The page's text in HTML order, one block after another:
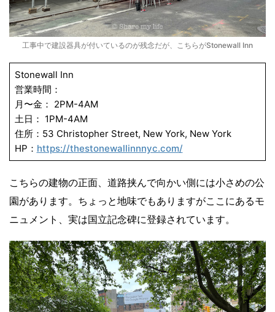
工事中で建設器具が付いているのが残念だが、こちらがStonewall Inn
Stonewall Inn
営業時間：
月〜金： 2PM-4AM
土日： 1PM-4AM
住所：53 Christopher Street, New York, New York
HP： https://thestonewallinnnyc.com/
こちらの建物の正面、道路挟んで向かい側には小さめの公
園があります。ちょっと地味でもありますがここにあるモ
ニュメント、実は国立記念碑に登録されています。